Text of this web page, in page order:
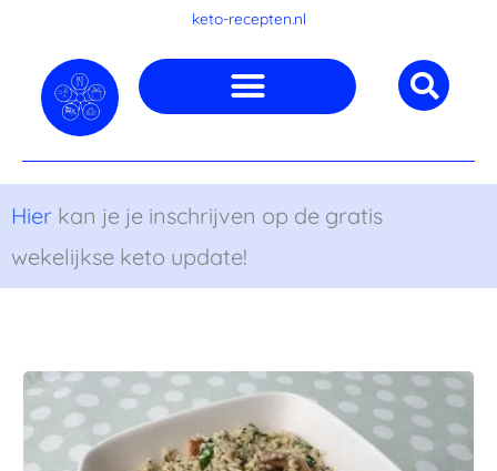
inhoud
keto-recepten.nl
Hier kan je je inschrijven op de gratis
wekelijkse keto update!